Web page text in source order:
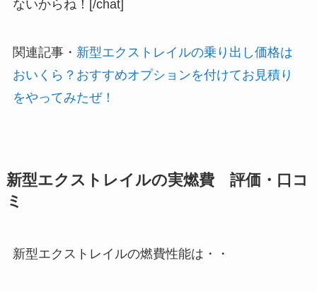
ないからね！[/chat]
関連記事・ 新型エクストレイルの乗り出し価格は
おいくら？おすすめオプションを付けてお見積り
をやってみたぜ！
新型エクストレイルの実燃費 評価・口コ
ミ
新型エクストレイルの燃費性能は・・